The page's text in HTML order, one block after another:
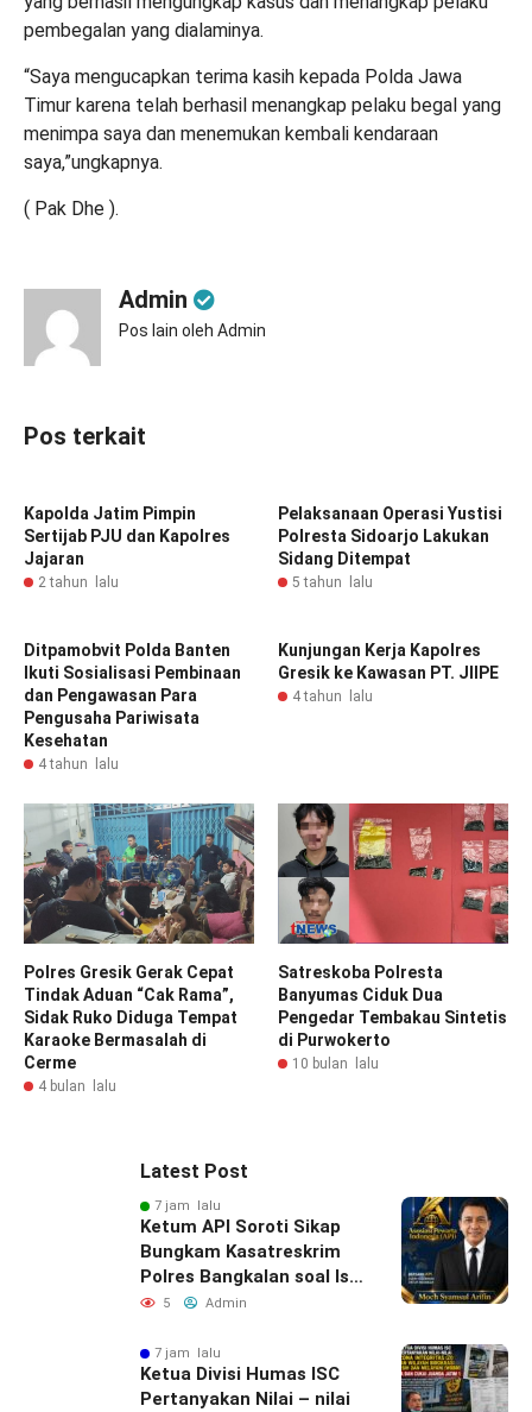
pembegalan yang dialaminya.
“Saya mengucapkan terima kasih kepada Polda Jawa
Timur karena telah berhasil menangkap pelaku begal yang
menimpa saya dan menemukan kembali kendaraan
saya,”ungkapnya.
( Pak Dhe ).
Admin
Pos lain oleh Admin
Pos terkait
Kapolda Jatim Pimpin
Sertijab PJU dan Kapolres
Jajaran
2 tahun lalu
Pelaksanaan Operasi Yustisi
Polresta Sidoarjo Lakukan
Sidang Ditempat
5 tahun lalu
Ditpamobvit Polda Banten
Ikuti Sosialisasi Pembinaan
dan Pengawasan Para
Pengusaha Pariwisata
Kesehatan
4 tahun lalu
Kunjungan Kerja Kapolres
Gresik ke Kawasan PT. JIIPE
4 tahun lalu
Polres Gresik Gerak Cepat
Tindak Aduan “Cak Rama”,
Sidak Ruko Diduga Tempat
Karaoke Bermasalah di
Cerme
4 bulan lalu
Satreskoba Polresta
Banyumas Ciduk Dua
Pengedar Tembakau Sintetis
di Purwokerto
10 bulan lalu
Latest Post
7 jam lalu
Ketum API Soroti Sikap
Bungkam Kasatreskrim
Polres Bangkalan soal Isu
“Atensi Bulanan” Rokok
5 Admin
7 jam lalu
Ketua Divisi Humas ISC
Pertanyakan Nilai – nilai